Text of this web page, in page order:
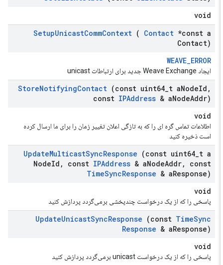
void
SetupUnicastCommContext (Contact *const a
Contact)
WEAVE_ERROR
ایجاد Weave Exchange جدید برای ارتباطات unicast
StoreNotifyingContact (const uint64 _ t aNodeId
constIPAddress & aNodeAddr)
void
اطلاعات تماس گره ای را که به تازگی اعلان تغییر زمان را برای ما ارسال کرده
است ذخیره کنید
UpdateMulticastSyncResponse (const uint64 _ t a
NodeId constIPAddress & aNodeAddr
const
TimeSyncResponse & aResponse)
void
پاسخی را که از یک درخواست چندپخشی برمی‌گردد پردازش کنید
UpdateUnicastSyncResponse (constTimeSync
Response & aResponse)
void
پاسخی را که از یک درخواست unicast برمی‌گردد پردازش کنید